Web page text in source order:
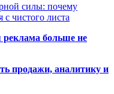
силы: почему
чистого листа
реклама больше не
продажи, аналитику и